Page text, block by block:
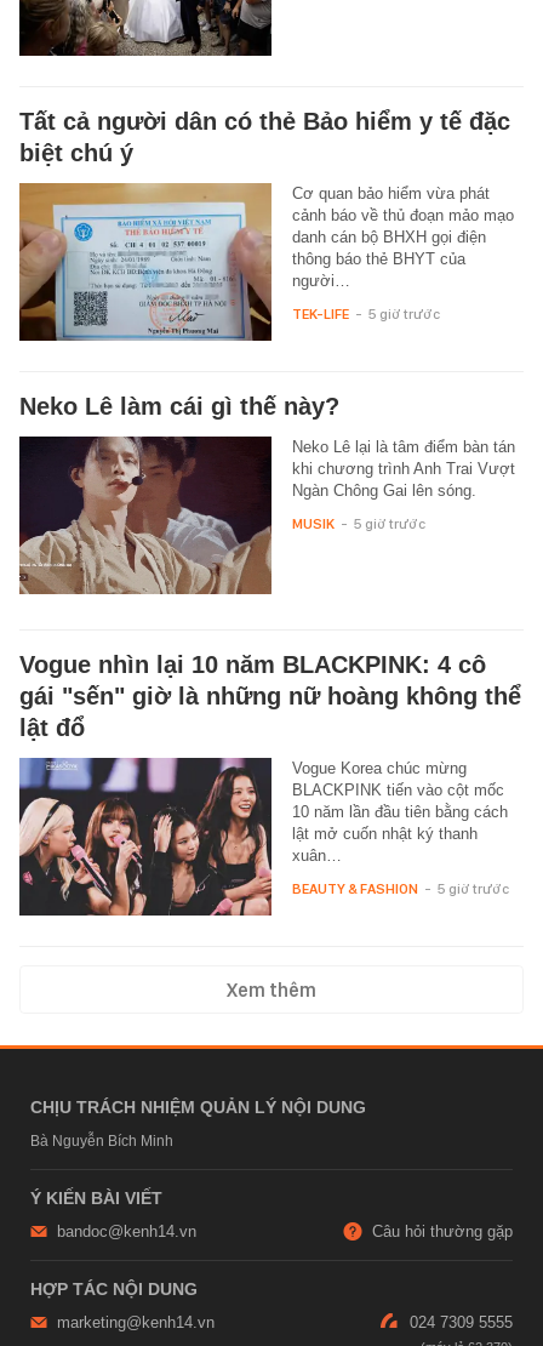
Tất cả người dân có thẻ Bảo hiểm y tế đặc
biệt chú ý
Cơ quan bảo hiểm vừa phát
cảnh báo về thủ đoạn mảo mạo
danh cán bộ BHXH gọi điện
thông báo thẻ BHYT của
người…
TEK-LIFE - 5 giờ trước
Neko Lê làm cái gì thế này?
Neko Lê lại là tâm điểm bàn tán
khi chương trình Anh Trai Vượt
Ngàn Chông Gai lên sóng.
MUSIK - 5 giờ trước
Vogue nhìn lại 10 năm BLACKPINK: 4 cô
gái "sến" giờ là những nữ hoàng không thể
lật đổ
Vogue Korea chúc mừng
BLACKPINK tiến vào cột mốc
10 năm lần đầu tiên bằng cách
lật mở cuốn nhật ký thanh
xuân…
BEAUTY & FASHION - 5 giờ trước
Xem thêm
CHỊU TRÁCH NHIỆM QUẢN LÝ NỘI DUNG
Bà Nguyễn Bích Minh
Ý KIẾN BÀI VIẾT
bandoc@kenh14.vn Câu hỏi thường gặp
HỢP TÁC NỘI DUNG
marketing@kenh14.vn 024 7309 5555